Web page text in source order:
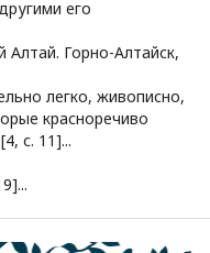
его
Горно-Алтайск,
легко, живописно,
красноречиво
с. 11]...